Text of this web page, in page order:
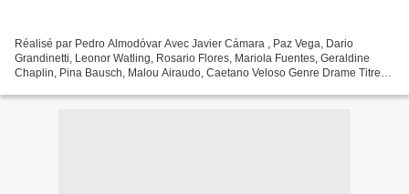
Réalisé par Pedro Almodóvar Avec Javier Cámara , Paz Vega, Dario
Grandinetti, Leonor Watling, Rosario Flores, Mariola Fuentes, Geraldine
Chaplin, Pina Bausch, Malou Airaudo, Caetano Veloso Genre Drame Titre